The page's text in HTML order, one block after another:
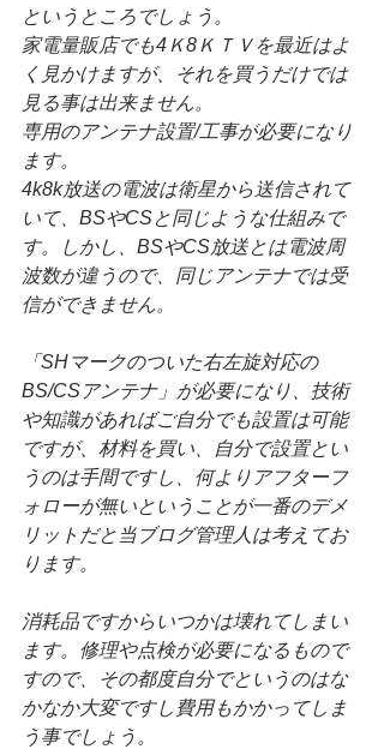
というところでしょう。
家電量販店でも4Ｋ8ＫＴＶを最近はよ
く見かけますが、それを買うだけでは
見る事は出来ません。
専用のアンテナ設置/工事が必要になり
ます。
4k8k放送の電波は衛星から送信されて
いて、BSやCSと同じような仕組みで
す。しかし、BSやCS放送とは電波周
波数が違うので、同じアンテナでは受
信ができません。
「SHマークのついた右左旋対応の
BS/CSアンテナ」が必要になり、技術
や知識があればご自分でも設置は可能
ですが、材料を買い、自分で設置とい
うのは手間ですし、何よりアフターフ
ォローが無いということが一番のデメ
リットだと当ブログ管理人は考えてお
ります。
消耗品ですからいつかは壊れてしまい
ます。修理や点検が必要になるもので
すので、その都度自分でというのはな
かなか大変ですし費用もかかってしま
う事でしょう。